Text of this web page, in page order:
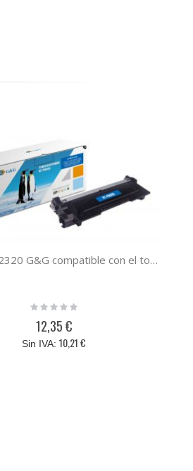
Toner TN2320 G&G compatible con el toner original Brother TN-2320
Rating:
12,35 €
10,21 €